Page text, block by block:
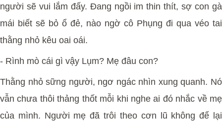
người sẽ vui lắm đấy. Đang ngồi im thin thít, sợ con gà
mái biết sẽ bỏ ổ đẻ, nào ngờ cô Phụng đi qua véo tai
thằng nhỏ kêu oai oái.
- Rình mò cái gì vậy Lụm? Mẹ đâu con?
Thằng nhỏ sững người, ngơ ngác nhìn xung quanh. Nó
vẫn chưa thôi thảng thốt mỗi khi nghe ai đó nhắc về mẹ
của mình. Người mẹ đã trôi theo cơn lũ không để lại